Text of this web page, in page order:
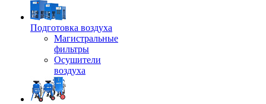
Подготовка воздуха
Магистральные
фильтры
Осушители
воздуха